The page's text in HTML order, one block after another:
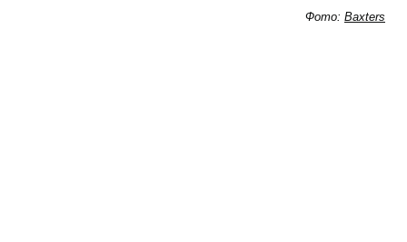
Фото: Baxters